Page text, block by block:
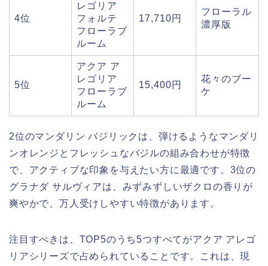
4位
レゴリア
フォルテ
フローラブ
ルーム
17,710円
フローラル
濃厚版
5位
アクア ア
レゴリア
フローラブ
ルーム
15,400円
花々のブー
ケ
2位のマンダリン バジリックは、弾けるようなマンダリ
ンオレンジとフレッシュなバジルの組み合わせが特徴
で、アクティブな印象を与えたい方に最適です。3位の
グラナダ サルヴィアは、みずみずしいザクロの香りが
爽やかで、万人受けしやすい特徴があります。
注目すべきは、TOP5のうち5つすべてがアクア アレゴ
リアシリーズで占められていることです。これは、現